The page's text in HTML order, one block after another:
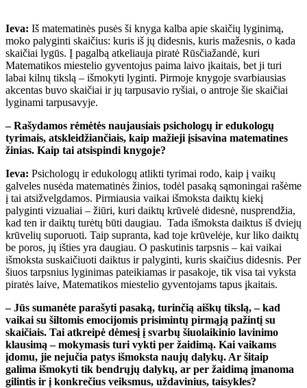
Ieva: Iš matematinės pusės ši knyga kalba apie skaičių lyginimą,
moko palyginti skaičius: kuris iš jų didesnis, kuris mažesnis, o kada
skaičiai lygūs. Į pagalbą atkeliauja piratė Rūsčiažandė, kuri
Matematikos miestelio gyventojus paima laivo įkaitais, bet ji turi
labai kilnų tikslą – išmokyti lyginti. Pirmoje knygoje svarbiausias
akcentas buvo skaičiai ir jų tarpusavio ryšiai, o antroje šie skaičiai
lyginami tarpusavyje.
– Rašydamos rėmėtės naujausiais psichologų ir edukologų
tyrimais, atskleidžiančiais, kaip mažieji įsisavina matematines
žinias. Kaip tai atsispindi knygoje?
Ieva: Psichologų ir edukologų atlikti tyrimai rodo, kaip į vaikų
galveles nusėda matematinės žinios, todėl pasaką sąmoningai rašėme
į tai atsižvelgdamos. Pirmiausia vaikai išmoksta daiktų kiekį
palyginti vizualiai – žiūri, kuri daiktų krūvelė didesnė, nusprendžia,
kad ten ir daiktų turėtų būti daugiau. Tada išmoksta daiktus iš dviejų
krūvelių suporuoti. Taip supranta, kad toje krūvelėje, kur liko daiktų
be poros, jų išties yra daugiau. O paskutinis tarpsnis – kai vaikai
išmoksta suskaičiuoti daiktus ir palyginti, kuris skaičius didesnis. Per
šiuos tarpsnius lyginimas pateikiamas ir pasakoje, tik visa tai vyksta
piratės laive, Matematikos miestelio gyventojams tapus įkaitais.
– Jūs sumanėte parašyti pasaką, turinčią aiškų tikslą, – kad
vaikai su šiltomis emocijomis prisimintų pirmąją pažintį su
skaičiais. Tai atkreipė dėmesį į svarbų šiuolaikinio lavinimo
klausimą – mokymasis turi vykti per žaidimą. Kai vaikams
įdomu, jie nejučia patys išmoksta naujų dalykų. Ar šitaip
galima išmokyti tik bendrųjų dalykų, ar per žaidimą įmanoma
gilintis ir į konkrečius veiksmus, uždavinius, taisykles?